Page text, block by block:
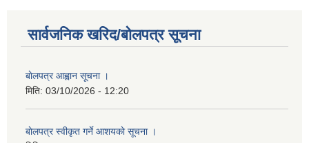
सार्वजनिक खरिद/बोलपत्र सूचना
बाेलपत्र आह्वान सूचना ।
मिति: 03/10/2026 - 12:20
बाेलपत्र स्वीकृत गर्ने आशयकाे सूचना ।